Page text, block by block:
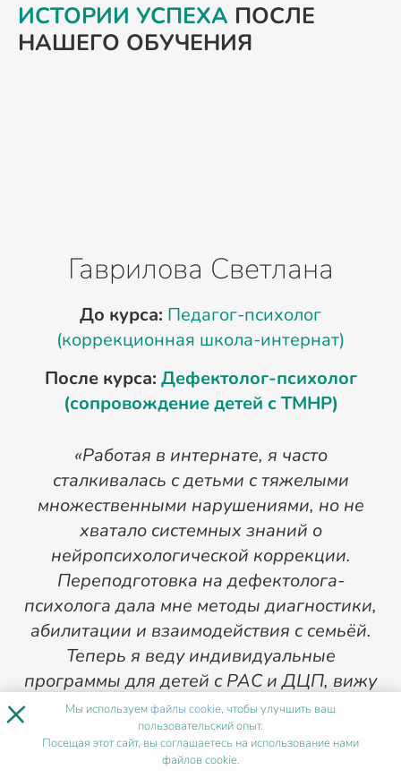
ИСТОРИИ УСПЕХА ПОСЛЕ
НАШЕГО ОБУЧЕНИЯ
Гаврилова Светлана
До курса: Педагог-психолог
(коррекционная школа-интернат)
После курса: Дефектолог-психолог
(сопровождение детей с ТМНР)
«Работая в интернате, я часто
сталкивалась с детьми с тяжелыми
множественными нарушениями, но не
хватало системных знаний о
нейропсихологической коррекции.
Переподготовка на дефектолога-
психолога дала мне методы диагностики,
абилитации и взаимодействия с семьёй.
Теперь я веду индивидуальные
программы для детей с РАС и ДЦП, вижу
реальный прогресс. Доход вырос с 28 000
до 68 000 рублей. Мечтала работать с
«особыми» детьми – теперь я их главный
× Мы используемфайлы cookie, чтобы улучшить ваш
пользовательский опыт.
Посещая этот сайт, вы соглашаетесь на использование нами
файлов cookie.